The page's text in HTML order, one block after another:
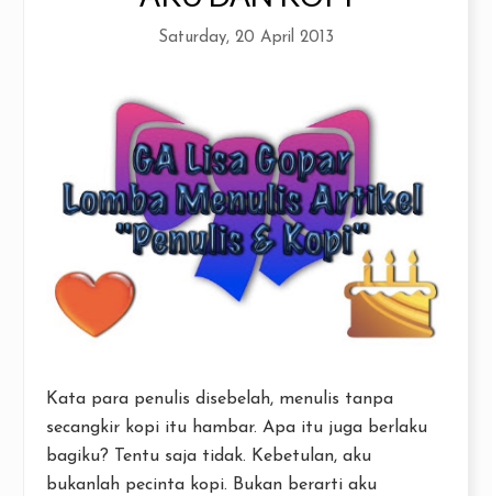
Saturday, 20 April 2013
Kata para penulis disebelah, menulis tanpa
secangkir kopi itu hambar. Apa itu juga berlaku
bagiku? Tentu saja tidak. Kebetulan, aku
bukanlah pecinta kopi. Bukan berarti aku